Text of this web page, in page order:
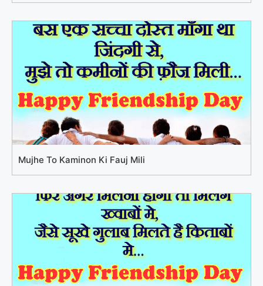
Mujhe To Kaminon Ki Fauj Mili